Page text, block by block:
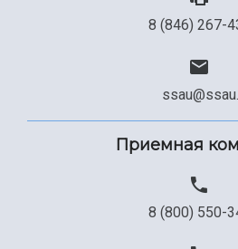
8 (846) 267-
Приемная
8 (800) 550-